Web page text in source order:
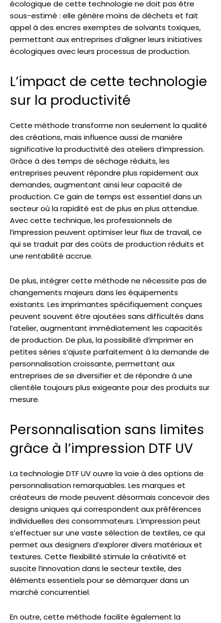
écologique de cette technologie ne doit pas être
sous-estimé : elle génère moins de déchets et fait
appel à des encres exemptes de solvants toxiques,
permettant aux entreprises d’aligner leurs initiatives
écologiques avec leurs processus de production.
L’impact de cette technologie
sur la productivité
Cette méthode transforme non seulement la qualité
des créations, mais influence aussi de manière
significative la productivité des ateliers d’impression.
Grâce à des temps de séchage réduits, les
entreprises peuvent répondre plus rapidement aux
demandes, augmentant ainsi leur capacité de
production. Ce gain de temps est essentiel dans un
secteur où la rapidité est de plus en plus attendue.
Avec cette technique, les professionnels de
l’impression peuvent optimiser leur flux de travail, ce
qui se traduit par des coûts de production réduits et
une rentabilité accrue.
De plus, intégrer cette méthode ne nécessite pas de
changements majeurs dans les équipements
existants. Les imprimantes spécifiquement conçues
peuvent souvent être ajoutées sans difficultés dans
l’atelier, augmentant immédiatement les capacités
de production. De plus, la possibilité d’imprimer en
petites séries s’ajuste parfaitement à la demande de
personnalisation croissante, permettant aux
entreprises de se diversifier et de répondre à une
clientèle toujours plus exigeante pour des produits sur
mesure.
Personnalisation sans limites
grâce à l’impression DTF UV
La technologie DTF UV ouvre la voie à des options de
personnalisation remarquables. Les marques et
créateurs de mode peuvent désormais concevoir des
designs uniques qui correspondent aux préférences
individuelles des consommateurs. L’impression peut
s’effectuer sur une vaste sélection de textiles, ce qui
permet aux designers d’explorer divers matériaux et
textures. Cette flexibilité stimule la créativité et
suscite l’innovation dans le secteur textile, des
éléments essentiels pour se démarquer dans un
marché concurrentiel.
En outre, cette méthode facilite également la